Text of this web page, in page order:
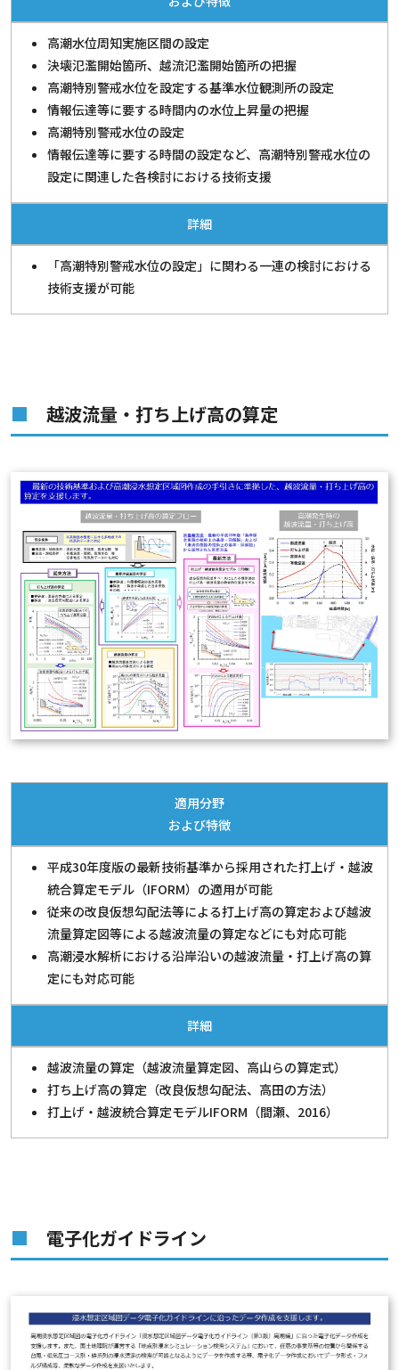
高潮水位周知実施区間の設定
決壊氾濫開始箇所、越流氾濫開始箇所の把握
高潮特別警戒水位を設定する基準水位観測所の設定
情報伝達等に要する時間内の水位上昇量の把握
高潮特別警戒水位の設定
情報伝達等に要する時間の設定など、高潮特別警戒水位の
設定に関連した各検討における技術支援
詳細
「高潮特別警戒水位の設定」に関わる一連の検討における
技術支援が可能
越波流量・打ち上げ高の算定
適用分野
および特徴
平成30年度版の最新技術基準から採用された打上げ・越波
統合算定モデル（IFORM）の適用が可能
従来の改良仮想勾配法等による打上げ高の算定および越波
流量算定図等による越波流量の算定などにも対応可能
高潮浸水解析における沿岸沿いの越波流量・打上げ高の算
定にも対応可能
詳細
越波流量の算定（越波流量算定図、高山らの算定式）
打ち上げ高の算定（改良仮想勾配法、高田の方法）
打上げ・越波統合算定モデルIFORM（間瀬、2016）
電子化ガイドライン